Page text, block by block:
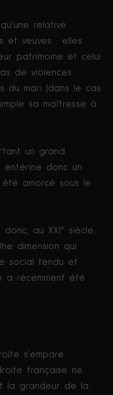
relative
et veuves : elles
patrimoine et celui
de violences
du mari (dans le cas
sa maîtresse à
un grand
entérine donc un
amorcé sous le
au XXI° siècle,
dimension qui
social tendu et
a récemment été
s’empare
française ne
la grandeur de la